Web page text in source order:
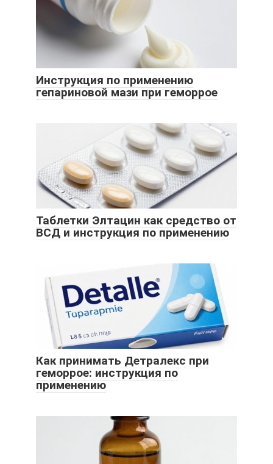
Инструкция по применению
гепариновой мази при геморрое
Таблетки Элтацин как средство от
ВСД и инструкция по применению
Как принимать Детралекс при
геморрое: инструкция по
применению